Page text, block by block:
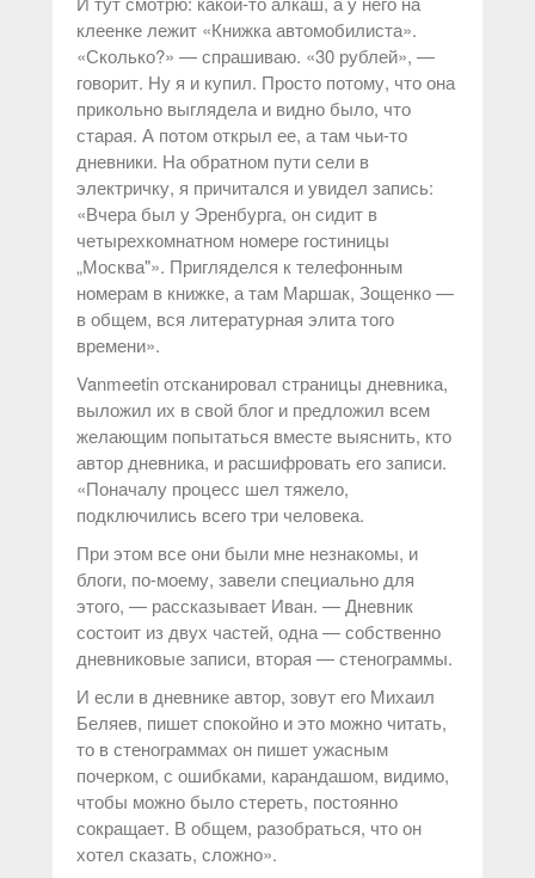
клеенке лежит «Книжка автомобилиста».
«Сколько?» — спрашиваю. «30 рублей», —
говорит. Ну я и купил. Просто потому, что она
прикольно выглядела и видно было, что
старая. А потом открыл ее, а там чьи-то
дневники. На обратном пути сели в
электричку, я причитался и увидел запись:
«Вчера был у Эренбурга, он сидит в
четырехкомнатном номере гостиницы
„Москва"». Пригляделся к телефонным
номерам в книжке, а там Маршак, Зощенко —
в общем, вся литературная элита того
времени».
Vanmeetin отсканировал страницы дневника,
выложил их в свой блог и предложил всем
желающим попытаться вместе выяснить, кто
автор дневника, и расшифровать его записи.
«Поначалу процесс шел тяжело,
подключились всего три человека.
При этом все они были мне незнакомы, и
блоги, по-моему, завели специально для
этого, — рассказывает Иван. — Дневник
состоит из двух частей, одна — собственно
дневниковые записи, вторая — стенограммы.
И если в дневнике автор, зовут его Михаил
Беляев, пишет спокойно и это можно читать,
то в стенограммах он пишет ужасным
почерком, с ошибками, карандашом, видимо,
чтобы можно было стереть, постоянно
сокращает. В общем, разобраться, что он
хотел сказать, сложно».